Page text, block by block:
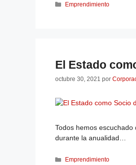
Emprendimiento
El Estado
octubre 30, 2021 por
Todos hemos
durante la anualidad…
Emprendimiento